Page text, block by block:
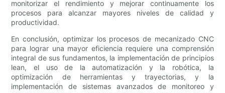
monitorizar el rendimiento y mejorar continuamente los
procesos para alcanzar mayores niveles de calidad y
productividad.
En conclusión, optimizar los procesos de mecanizado CNC
para lograr una mayor eficiencia requiere una comprensión
integral de sus fundamentos, la implementación de principios
lean, el uso de la automatización y la robótica, la
optimización de herramientas y trayectorias, y la
implementación de sistemas avanzados de monitoreo y